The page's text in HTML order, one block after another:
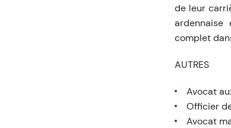
de leur
complet
AUTRES
Avocat
Officier
Avocat